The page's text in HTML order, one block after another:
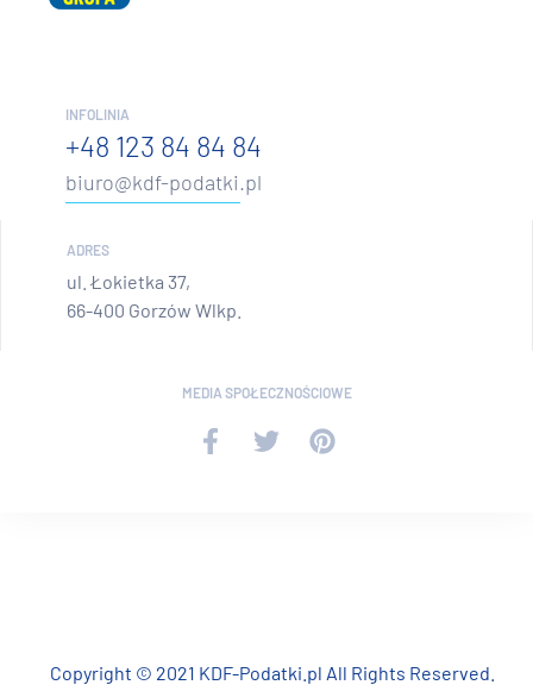
INFOLINIA
+48 123 84 84 84
biuro@kdf-podatki.pl
ADRES
ul. Łokietka 37,
66-400 Gorzów Wlkp.
MEDIA SPOŁECZNOŚCIOWE
Copyright © 2021 KDF-Podatki.pl All Rights Reserved.